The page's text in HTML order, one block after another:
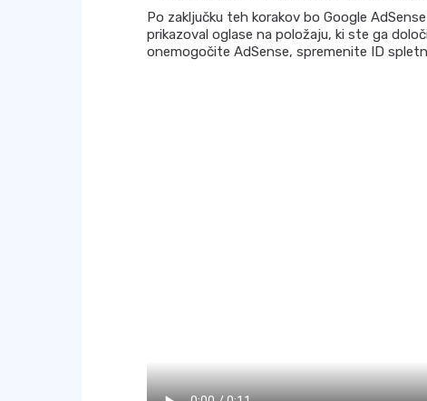
Po zaključku teh korakov bo Google
prikazoval oglase na položaju, ki ste ga
onemogočite AdSense, spremenite ID